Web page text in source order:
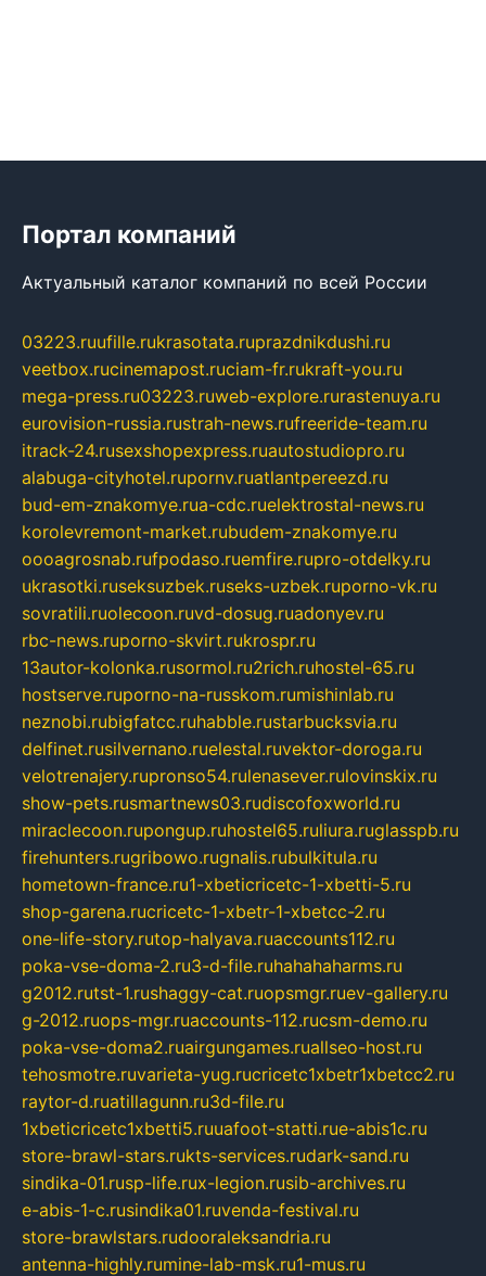
Портал компаний
Актуальный каталог компаний по всей России
03223.ruufille.rukrasotata.ruprazdnikdushi.ru
veetbox.rucinemapost.ruciam-fr.rukraft-you.ru
mega-press.ru03223.ruweb-explore.rurastenuya.ru
eurovision-russia.rustrah-news.rufreeride-team.ru
itrack-24.rusexshopexpress.ruautostudiopro.ru
alabuga-cityhotel.rupornv.ruatlantpereezd.ru
bud-em-znakomye.rua-cdc.ruelektrostal-news.ru
korolevremont-market.rubudem-znakomye.ru
oooagrosnab.rufpodaso.ruemfire.rupro-otdelky.ru
ukrasotki.ruseksuzbek.ruseks-uzbek.ruporno-vk.ru
sovratili.ruolecoon.ruvd-dosug.ruadonyev.ru
rbc-news.ruporno-skvirt.rukrospr.ru
13autor-kolonka.rusormol.ru2rich.ruhostel-65.ru
hostserve.ruporno-na-russkom.rumishinlab.ru
neznobi.rubigfatcc.ruhabble.rustarbucksvia.ru
delfinet.rusilvernano.ruelestal.ruvektor-doroga.ru
velotrenajery.rupronso54.rulenasever.rulovinskix.ru
show-pets.rusmartnews03.rudiscofoxworld.ru
miraclecoon.rupongup.ruhostel65.ruliura.ruglasspb.ru
firehunters.rugribowo.rugnalis.rubulkitula.ru
hometown-france.ru1-xbeticricetc-1-xbetti-5.ru
shop-garena.rucricetc-1-xbetr-1-xbetcc-2.ru
one-life-story.rutop-halyava.ruaccounts112.ru
poka-vse-doma-2.ru3-d-file.ruhahahaharms.ru
g2012.rutst-1.rushaggy-cat.ruopsmgr.ruev-gallery.ru
g-2012.ruops-mgr.ruaccounts-112.rucsm-demo.ru
poka-vse-doma2.ruairgungames.ruallseo-host.ru
tehosmotre.ruvarieta-yug.rucricetc1xbetr1xbetcc2.ru
raytor-d.ruatillagunn.ru3d-file.ru
1xbeticricetc1xbetti5.ruuafoot-statti.rue-abis1c.ru
store-brawl-stars.rukts-services.rudark-sand.ru
sindika-01.rusp-life.rux-legion.rusib-archives.ru
e-abis-1-c.rusindika01.ruvenda-festival.ru
store-brawlstars.rudooraleksandria.ru
antenna-highly.rumine-lab-msk.ru1-mus.ru